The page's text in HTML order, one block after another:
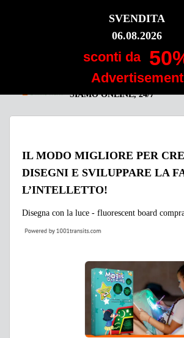
FLUORESCENT BOARDSVENDITA
06.08.2026
sconti da
Advertisement
Lavoriamo per voi!
IL MODO MIGLIORE PER
DISEGNI E SVILUPPARE LA
L’INTELLETTO!
Disegna con la luce - fluorescent board
SIAMO ONLINE, 24/7